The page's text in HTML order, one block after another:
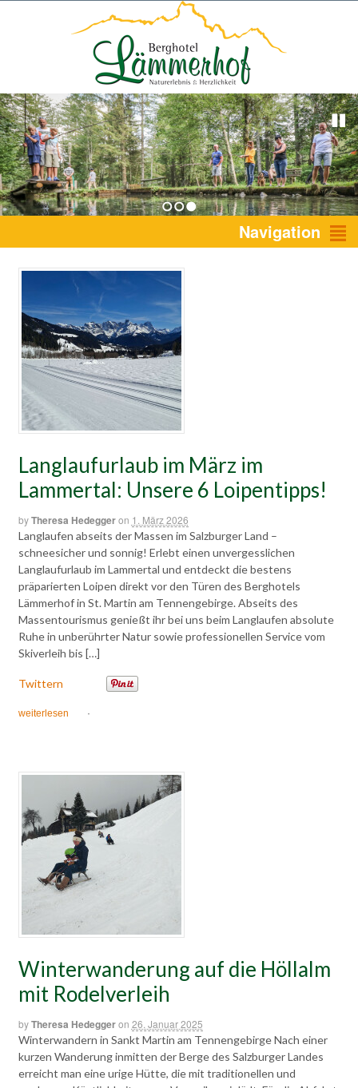
1 2 3 Navigation
Langlaufurlaub im März im
Lammertal: Unsere 6 Loipentipps!
byTheresa Hedeggeron 1. März 2026
Langlaufen abseits der Massen im Salzburger Land –
schneesicher und sonnig! Erlebt einen unvergesslichen
Langlaufurlaub im Lammertal und entdeckt die bestens
präparierten Loipen direkt vor den Türen des Berghotels
Lämmerhof in St. Martin am Tennengebirge. Abseits des
Massentourismus genießt ihr bei uns beim Langlaufen absolute
Ruhe in unberührter Natur sowie professionellen Service vom
Skiverleih bis […]
Twittern
weiterlesen ·
Winterwanderung auf die Höllalm
mit Rodelverleih
byTheresa Hedeggeron 26. Januar 2025
Winterwandern in Sankt Martin am Tennengebirge Nach einer
kurzen Wanderung inmitten der Berge des Salzburger Landes
erreicht man eine urige Hütte, die mit traditionellen und